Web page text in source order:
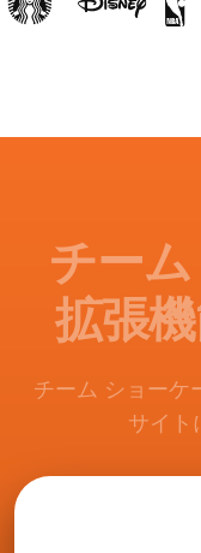
チー
拡張
チーム ショーケ
サイト